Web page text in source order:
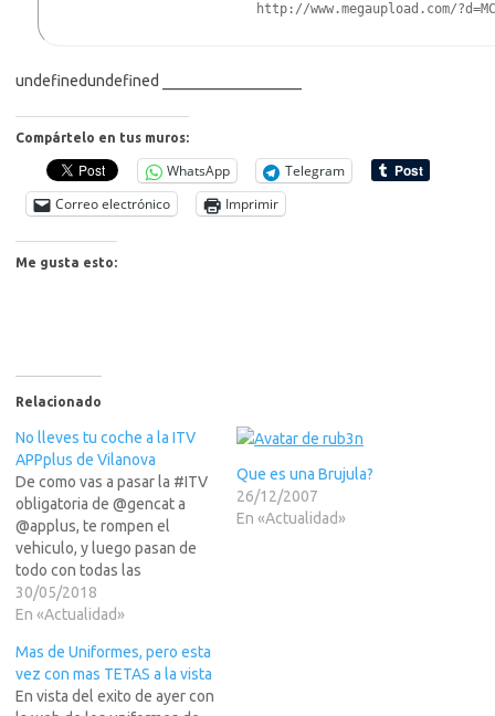
http://www.megaupload.com/
undefinedundefined __________________
Compártelo en tus muros:
WhatsApp
Telegram
Correo electrónico
Imprimir
Me gusta esto:
Relacionado
No lleves tu coche a la ITV
APPplus de Vilanova
De como vas a pasar la #ITV
obligatoria de @gencat a
@applus, te rompen el
vehiculo, y luego pasan de
todo con todas las
evidencias en su contra.
Puedes ver la info completa
https://yadi.sk/d/yYJcu18-
3Whajz . Mucho cuidado. RT
Plz. Ellos, por lo general, se
30/05/2018
En «Actualidad»
Que es una Brujula?
26/12/2007
En «Actualidad»
Mas de Uniformes, pero esta
vez con mas TETAS a la vista
En vista del exito de ayer con